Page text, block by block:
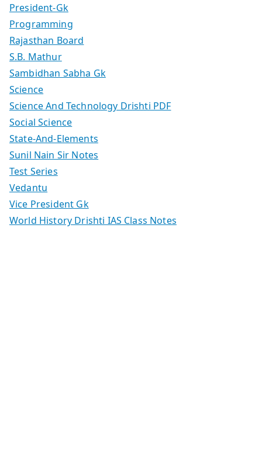
President-Gk
Programming
Rajasthan Board
S.B. Mathur
Sambidhan Sabha Gk
Science
Science And Technology Drishti PDF
Social Science
State-And-Elements
Sunil Nain Sir Notes
Test Series
Vedantu
Vice President Gk
World History Drishti IAS Class Notes